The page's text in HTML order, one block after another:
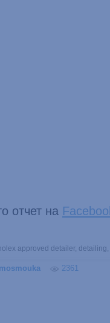
отчет на
approved detailer, detailing,
mosmouka 2361